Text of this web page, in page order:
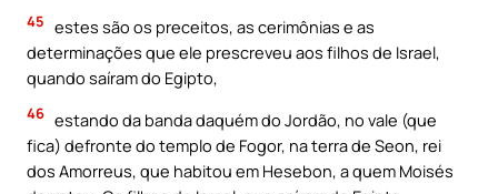
45 estes são os preceitos, as cerimônias e as
determinações que ele prescreveu aos filhos de Israel,
quando saíram do Egipto,
46 estando da banda daquém do Jordão, no vale (que
fica) defronte do templo de Fogor, na terra de Seon, rei
dos Amorreus, que habitou em Hesebon, a quem Moisés